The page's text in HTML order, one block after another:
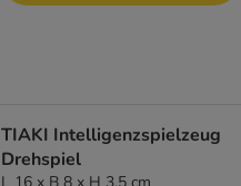
TIAKI Intelligenzspielzeug
Drehspiel